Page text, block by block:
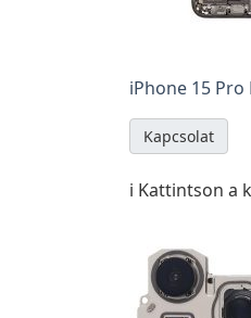
iPhone 15
Kapcsolat
ℹ️ Kattintson a